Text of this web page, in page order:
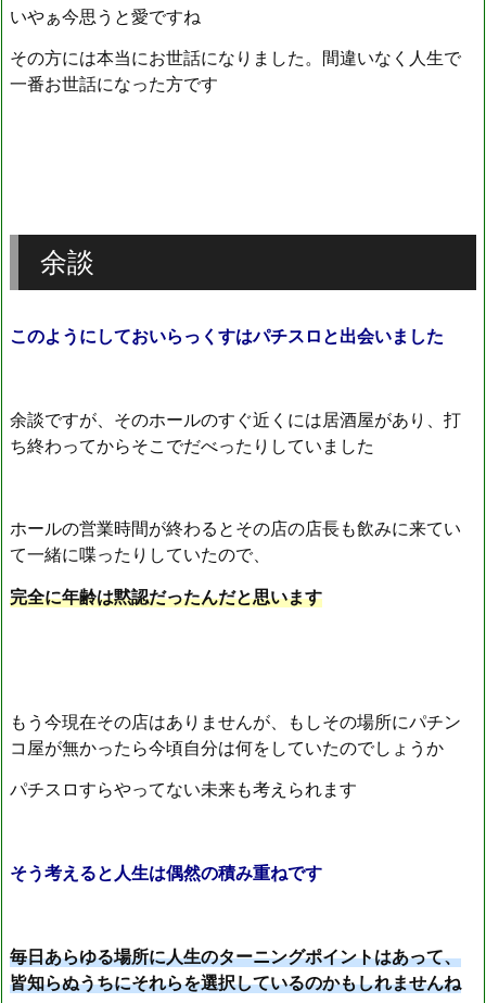
いやぁ今思うと愛ですね
その方には本当にお世話になりました。間違いなく人生で
一番お世話になった方です
余談
このようにしておいらっくすはパチスロと出会いました
余談ですが、そのホールのすぐ近くには居酒屋があり、打
ち終わってからそこでだべったりしていました
ホールの営業時間が終わるとその店の店長も飲みに来てい
て一緒に喋ったりしていたので、
完全に年齢は黙認だったんだと思います
もう今現在その店はありませんが、もしその場所にパチン
コ屋が無かったら今頃自分は何をしていたのでしょうか
パチスロすらやってない未来も考えられます
そう考えると人生は偶然の積み重ねです
毎日あらゆる場所に人生のターニングポイントはあって、
皆知らぬうちにそれらを選択しているのかもしれませんね